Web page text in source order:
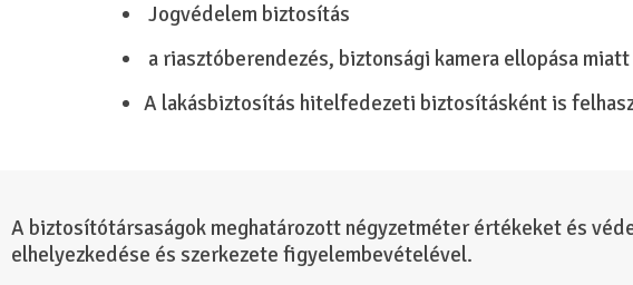
Jogvédelem biztosítás
a riasztóberendezés, biztonsági kamera ellopása
A lakásbiztosítás hitelfedezeti biztosításként is
A biztosítótársaságok meghatározott négyzetméter értékeket és
elhelyezkedése és szerkezete figyelembevételével.